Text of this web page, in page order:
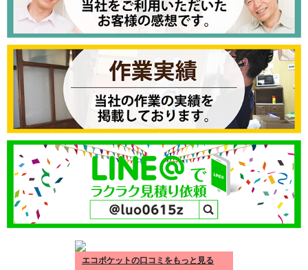
エコポケットの口コミをもっと見る